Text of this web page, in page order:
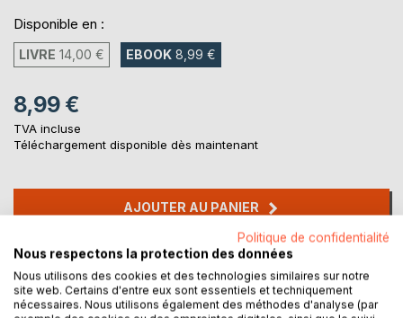
Disponible en :
LIVRE 14,00 € EBOOK 8,99 €
8,99 €
TVA incluse
Téléchargement disponible dès maintenant
AJOUTER AU PANIER
Ajouter à ma liste d'envies
Laisser un avis
Politique de confidentialité
Nous respectons la protection des données
Nous utilisons des cookies et des technologies similaires sur notre
site web. Certains d'entre eux sont essentiels et techniquement
nécessaires. Nous utilisons également des méthodes d'analyse (par